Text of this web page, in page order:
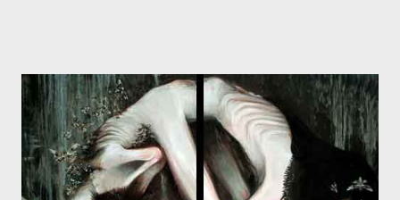
தனது இணையதளத்திலே தொடர்ந்து பதிவு செய்கிறார். உயிர்மை
இன்னும் சில வருடங்களுக்கு தனக்கு எதிராக எழுத்தாளர்களை ஏவி
விட்டபடி இருக்கும் என்று ஒரு அச்சத்தை வெளிப்படுத்தியபடி
இருக்கிறார். அவர் கடுமையான பாதுகாப்பின்மை மனநிலையில் உள்ளார்.
உயிர்மை அவரை தாக்க உத்தேசித்தாலும் இல்லை என்றாலும்